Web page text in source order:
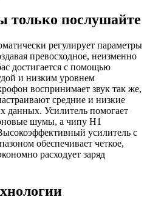
только послушайте
регулирует параметры
превосходное, неизменно
достигается с помощью
и низким уровнем
воспринимает звук так же,
средние и низкие
данных. Усилитель помогает
шумы, а чипу H1
усилитель с
обеспечивает четкое,
расходует заряд